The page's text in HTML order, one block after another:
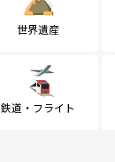
世界遺産
鉄道・フライト